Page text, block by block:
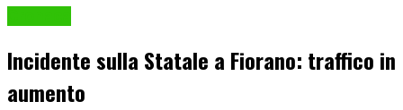
Incidente sulla Statale a Fiorano: traffico in
aumento